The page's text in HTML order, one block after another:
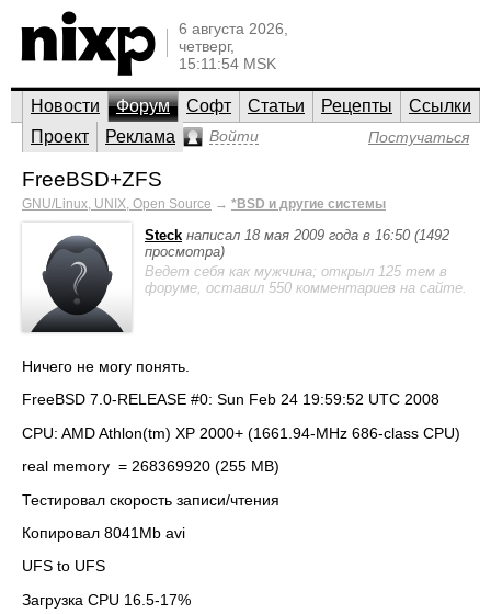
6 августа 2026,
четверг,
15:11:54 MSK
Новости Форум Софт Статьи Рецепты
Ссылки
Проект
Реклама Войти Постучаться
FreeBSD+ZFS
GNU/Linux, UNIX, Open Source → *BSD и другие системы
Steck написал 18 мая 2009 года в 16:50 (1492
просмотра)
Ведет себя как мужчина; открыл 125 тем в
форуме, оставил 550 комментариев на сайте.
Ничего не могу понять.
FreeBSD 7.0-RELEASE #0: Sun Feb 24 19:59:52 UTC 2008
CPU: AMD Athlon(tm) XP 2000+ (1661.94-MHz 686-class CPU)
real memory = 268369920 (255 MB)
Тестировал скорость записи/чтения
Копировал 8041Mb avi
UFS to UFS
Загрузка CPU 16.5-17%